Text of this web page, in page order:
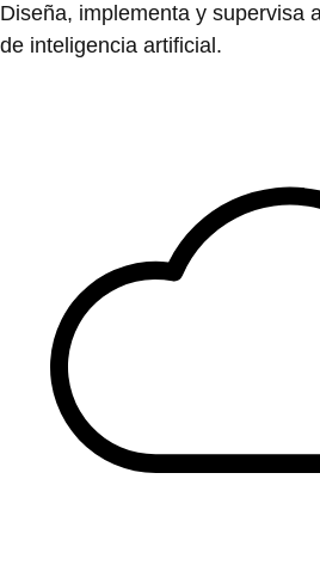
Diseña, implementa y supervisa
de inteligencia artificial.